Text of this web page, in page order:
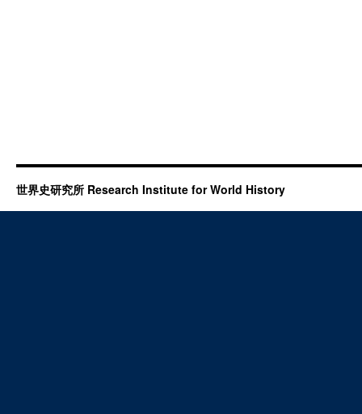
世界史研究所 Research Institute for World History